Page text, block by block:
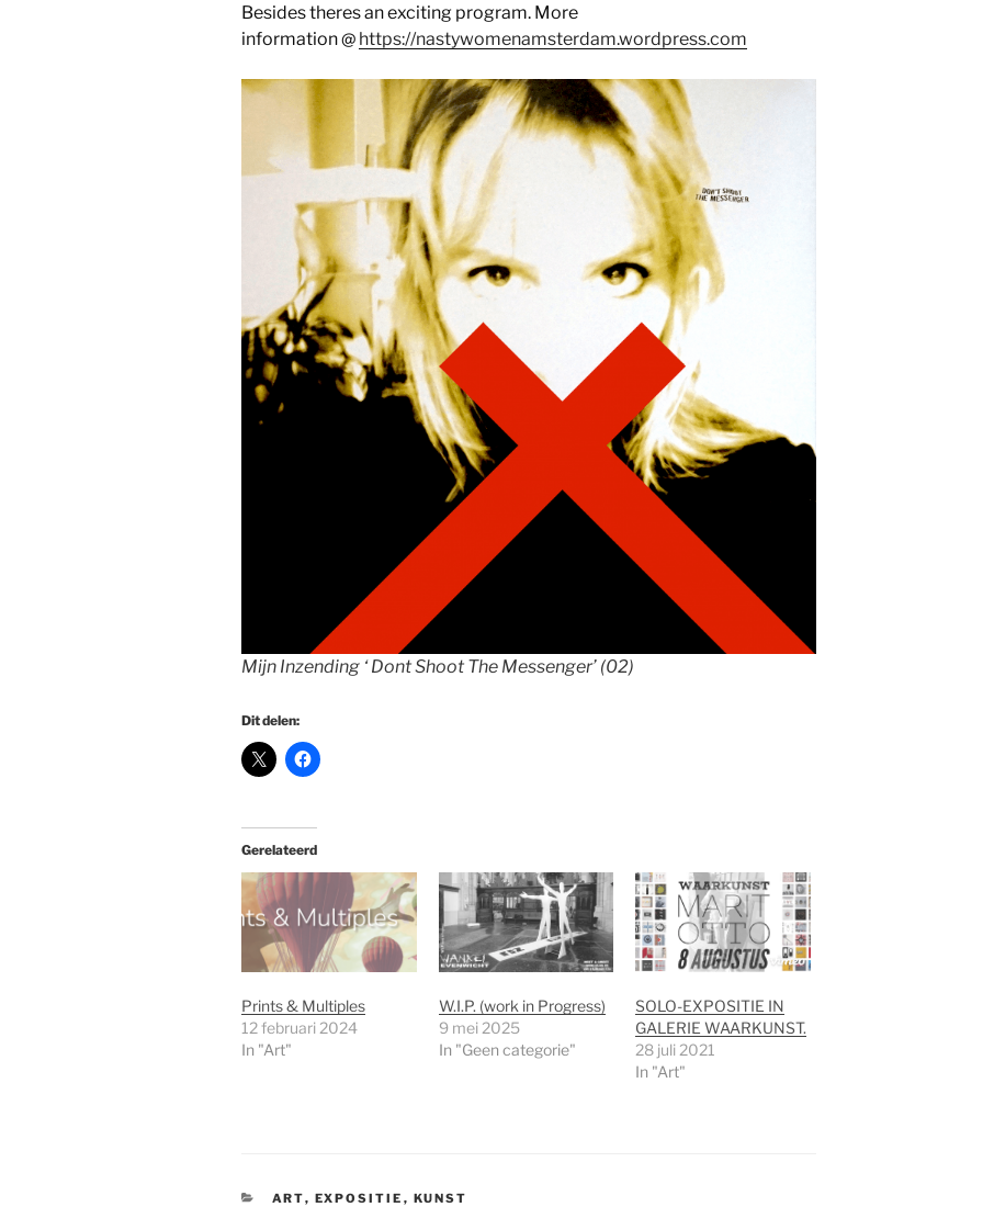
Besides theres an exciting program. More
information @ https://nastywomenamsterdam.wordpress.com
Mijn Inzending ‘ Dont Shoot The Messenger’ (02)
Dit delen:
Gerelateerd
Prints & Multiples
12 februari 2024
In "Art"
W.I.P. (work in Progress)
9 mei 2025
In "Geen categorie"
SOLO-EXPOSITIE IN
GALERIE WAARKUNST.
28 juli 2021
In "Art"
CATEGORIEËN
ART, EXPOSITIE , KUNST